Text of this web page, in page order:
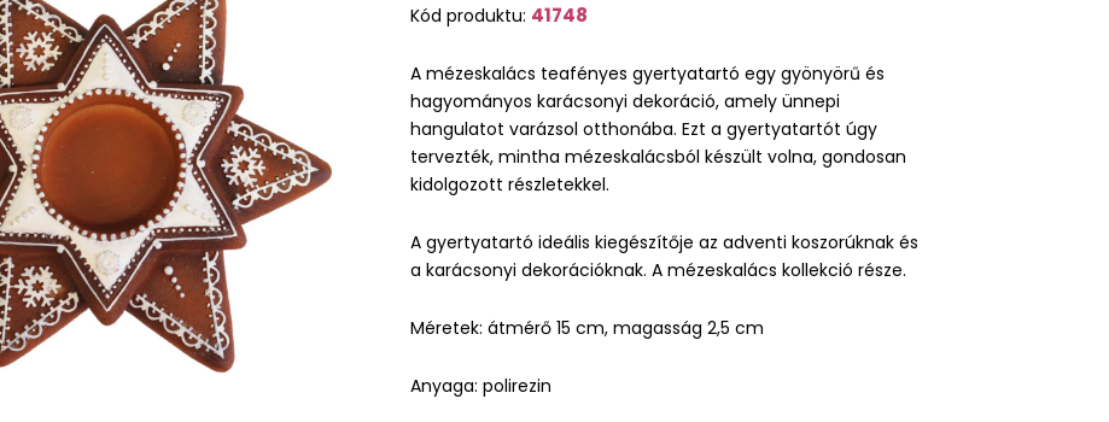
Kód produktu: 41748
A mézeskalács teafényes gyertyatartó egy gyönyörű és
hagyományos karácsonyi dekoráció, amely ünnepi
hangulatot varázsol otthonába. Ezt a gyertyatartót úgy
tervezték, mintha mézeskalácsból készült volna, gondosan
kidolgozott részletekkel.
A gyertyatartó ideális kiegészítője az adventi koszorúknak és
a karácsonyi dekorációknak. A mézeskalács kollekció része.
Méretek: átmérő 15 cm, magasság 2,5 cm
Anyaga: polirezin